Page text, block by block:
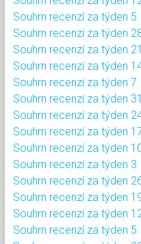
Souhrn recenzí za týden 5.
Souhrn recenzí za týden
Souhrn recenzí za týden
Souhrn recenzí za týden
Souhrn recenzí za týden 7.
Souhrn recenzí za týden
Souhrn recenzí za týden
Souhrn recenzí za týden
Souhrn recenzí za týden
Souhrn recenzí za týden 3.
Souhrn recenzí za týden
Souhrn recenzí za týden
Souhrn recenzí za týden
Souhrn recenzí za týden 5.